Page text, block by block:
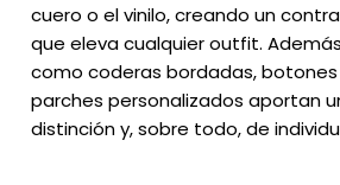
cuero o el vinilo, creando un
que eleva cualquier outfit.
como coderas bordadas,
parches personalizados aportan
distinción y, sobre todo, de